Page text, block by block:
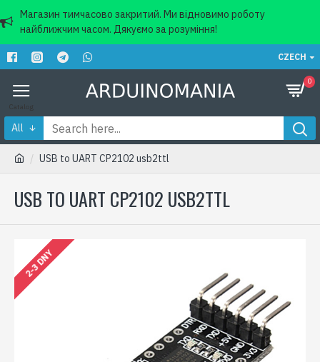
Магазин тимчасово закритий. Ми відновимо роботу
найближчим часом. Дякуємо за розуміння!
CZECH
0
All
USB to UART CP2102 usb2ttl
USB TO UART CP2102 USB2TTL
2-3 DNY